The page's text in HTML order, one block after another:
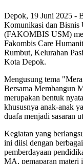
Depok, 19 Juni 2025 -
Komunikasi dan Bisnis
(FAKOMBIS USM)
Fakombis Care
Rumbut, Kelurahan
Kota Depok.
Mengusung tema
Bersama Membangun
merupakan bentuk
khususnya anak-anak
duafa menjadi sasaran
Kegiatan yang
ini diisi dengan
pemberdayaan
MA, pemaparan materi